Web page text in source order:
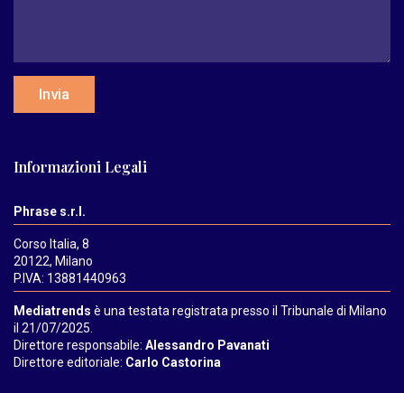
Invia
Informazioni Legali
Phrase s.r.l.
Corso Italia, 8
20122, Milano
P.IVA: 13881440963
Mediatrends è una testata registrata presso il Tribunale di Milano
il 21/07/2025.
Direttore responsabile: Alessandro Pavanati
Direttore editoriale: Carlo Castorina